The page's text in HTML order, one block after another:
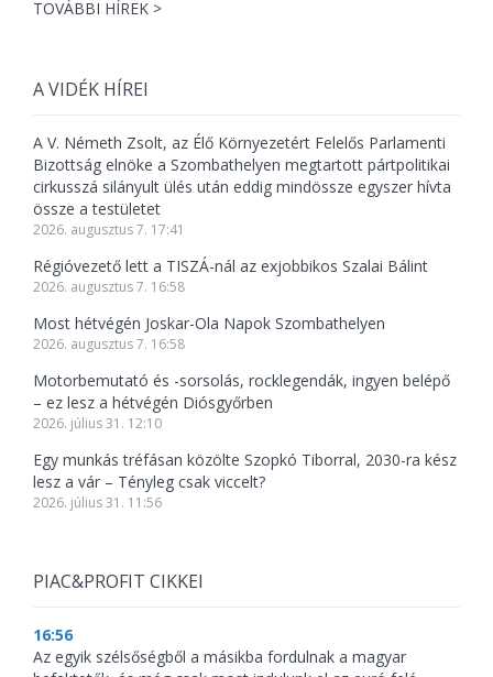
TOVÁBBI HÍREK >
A VIDÉK HÍREI
A V. Németh Zsolt, az Élő Környezetért Felelős Parlamenti
Bizottság elnöke a Szombathelyen megtartott pártpolitikai
cirkusszá silányult ülés után eddig mindössze egyszer hívta
össze a testületet
2026. augusztus 7. 17:41
Régióvezető lett a TISZÁ-nál az exjobbikos Szalai Bálint
2026. augusztus 7. 16:58
Most hétvégén Joskar-Ola Napok Szombathelyen
2026. augusztus 7. 16:58
Motorbemutató és -sorsolás, rocklegendák, ingyen belépő
– ez lesz a hétvégén Diósgyőrben
2026. július 31. 12:10
Egy munkás tréfásan közölte Szopkó Tiborral, 2030-ra kész
lesz a vár – Tényleg csak viccelt?
2026. július 31. 11:56
PIAC&PROFIT CIKKEI
16:56
Az egyik szélsőségből a másikba fordulnak a magyar